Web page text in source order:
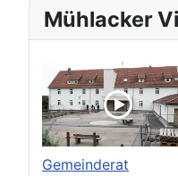
Mühlacker
Gemeinderat